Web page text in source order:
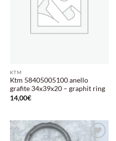
KTM
Ktm 58405005100 anello
grafite 34x39x20 – graphit ring
14,00€